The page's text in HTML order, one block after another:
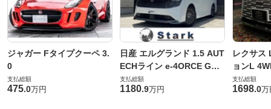
ジャガー Fタイプクーペ 3.
0
支払総額
475.0万円
日産 エルグランド 1.5 AUT
ECHライン e-4ORCE Gス
ペック 4WD
支払総額
1180.9万円
レクサス
ョンL
支払総額
1698.0万